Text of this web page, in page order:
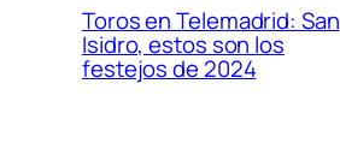
Toros en Telemadrid: San
Isidro, estos son los
festejos de 2024